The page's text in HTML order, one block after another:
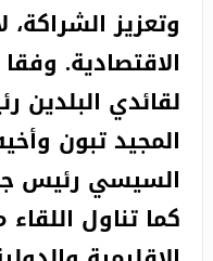
وتعزيز
الاقتصادية. وفقا
لقائدي البلدين
المجيد تبون
السيسي رئيس
كما تناول